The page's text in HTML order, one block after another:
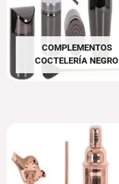
COMPLEMENTOS
COCTELERÍA NEGRO